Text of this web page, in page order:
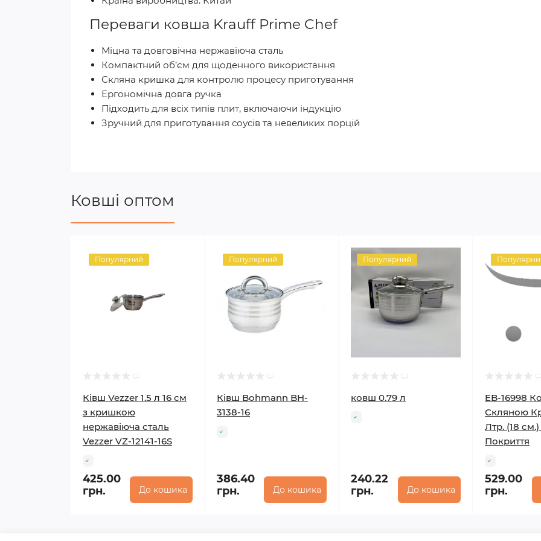
Переваги ковша Krauff Prime Chef
Міцна та довговічна нержавіюча сталь
Компактний об’єм для щоденного використання
Скляна кришка для контролю процесу приготування
Ергономічна довга ручка
Підходить для всіх типів плит, включаючи індукцію
Зручний для приготування соусів та невеликих порцій
Ковші оптом
Популярний
Ківш Vezzer 1.5 л 16 см
з кришкою
нержавіюча сталь
Vezzer VZ-12141-16S
425.00
грн.
До кошика
Популярний
Ківш Bohmann BH-
3138-16
386.40
грн.
До кошика
Популярний
ковш 0.79 л
240.22
грн.
До кошика
EB-16998
Скляною
Лтр. (18 см.)
Покриття
529.00
грн.